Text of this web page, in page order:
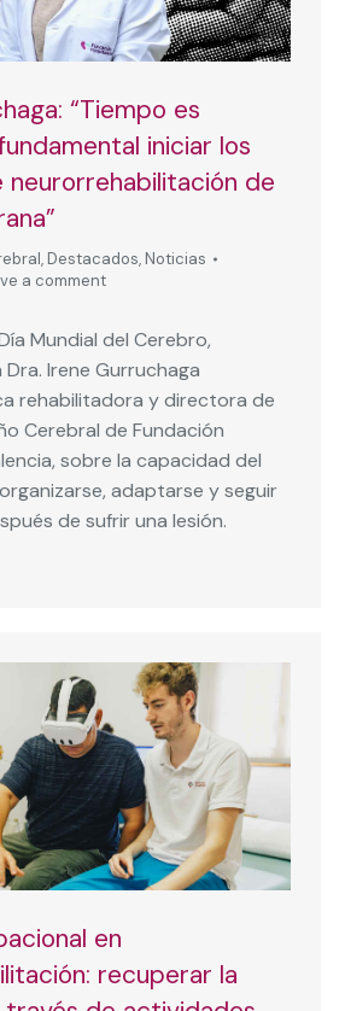
“Tiempo es
iniciar los
de
, Destacados, Noticias
a comment
Mundial del Cerebro,
Irene Gurruchaga
rehabilitadora y directora de
Cerebral de Fundación
sobre la capacidad del
adaptarse y seguir
de sufrir una lesión.
en
recuperar la